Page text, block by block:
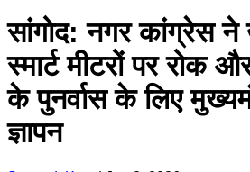
सांगोद: नगर कांग्रेस ने
स्मार्ट मीटरों पर रोक
के पुनर्वास के लिए
ज्ञापन